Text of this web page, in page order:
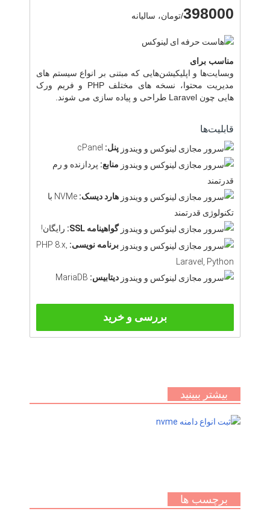
398000/تومان، سالیانه
مناسب برای
وبسایت‌ها و اپلیکیشن‌هایی که مبتنی بر انواع سیستم های
مدیریت محتوا، نسخه های مختلف PHP و فریم ورک
هایی چون Laravel طراحی و پیاده سازی می شوند.
قابلیت‌ها
پنل:
منابع: پردازنده و رم
قدرتمند
هارد دیسک:
NVMe با
تکنولوژی قدرتمند
گواهینامه SSL:
رایگان!
برنامه نویسی: PHP 8.x,
Laravel, Python
دیتابیس: MariaDB
بررسی و خرید
بیشتر ببینید
برچسب ها